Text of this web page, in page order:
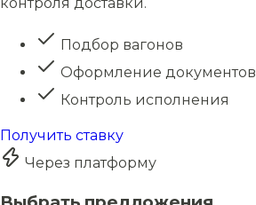
Подбор вагонов
Оформление документов
Контроль исполнения
Получить ставку
Через платформу